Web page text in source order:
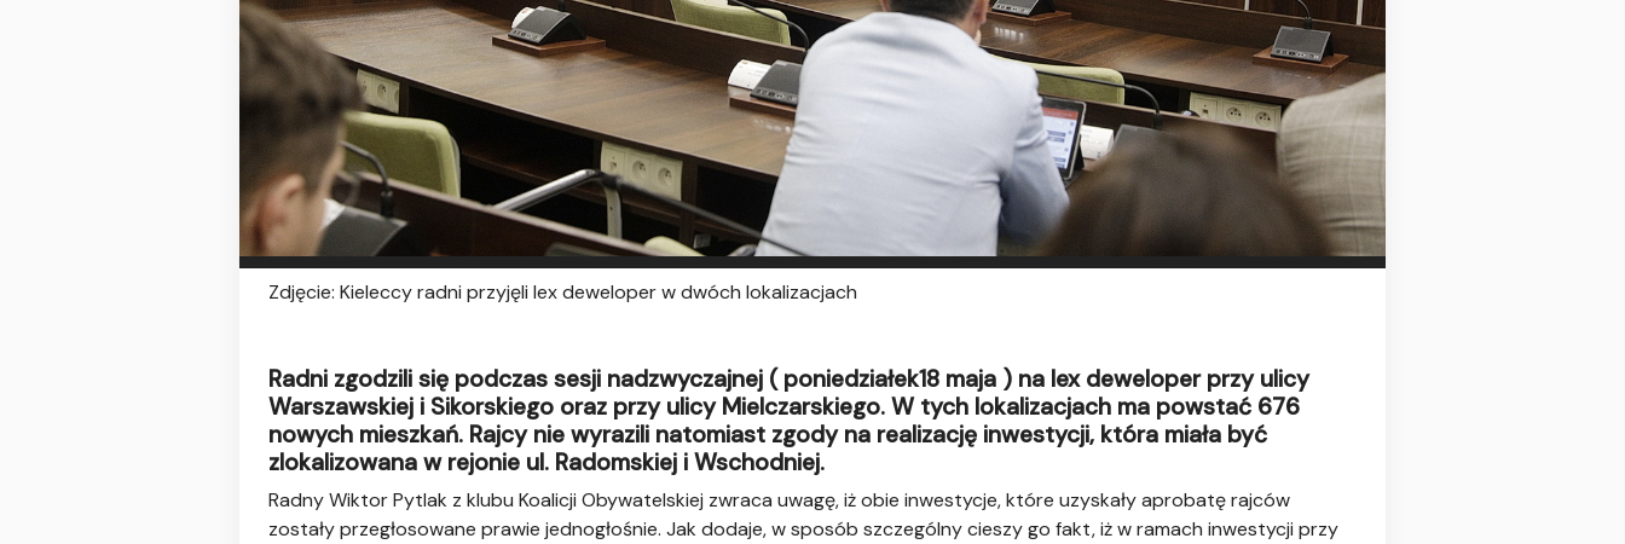
Zdjęcie: Kieleccy radni przyjęli lex deweloper w dwóch lokalizacjach
Radni zgodzili się podczas sesji nadzwyczajnej ( poniedziałek18 maja ) na lex deweloper przy ulicy
Warszawskiej i Sikorskiego oraz przy ulicy Mielczarskiego. W tych lokalizacjach ma powstać 676
nowych mieszkań. Rajcy nie wyrazili natomiast zgody na realizację inwestycji, która miała być
zlokalizowana w rejonie ul. Radomskiej i Wschodniej.
Radny Wiktor Pytlak z klubu Koalicji Obywatelskiej zwraca uwagę, iż obie inwestycje, które uzyskały aprobatę rajców
zostały przegłosowane prawie jednogłośnie. Jak dodaje, w sposób szczególny cieszy go fakt, iż w ramach inwestycji przy